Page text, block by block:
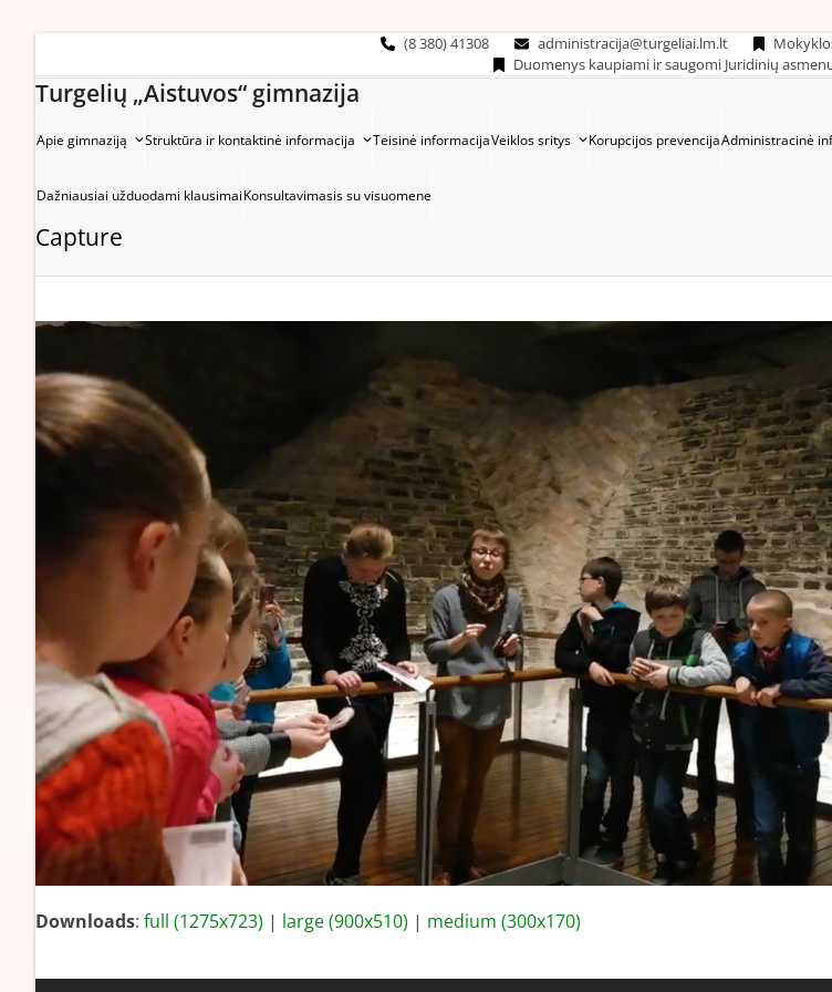
(8 380) 41308 administracija@turgeliai.lm.lt
Duomenys kaupiami ir saugomi Juridinių
Turgelių „Aistuvos“ gimnazija
Apie gimnaziją Struktūra ir kontaktinė informacija Teisinė informacijaVeiklos sritys Korupcijos prevencijaAdministracinė
Dažniausiai užduodami klausimaiKonsultavimasis su visuomene
Capture
Downloads: full (1275x723) | large (900x510) | medium (300x170)